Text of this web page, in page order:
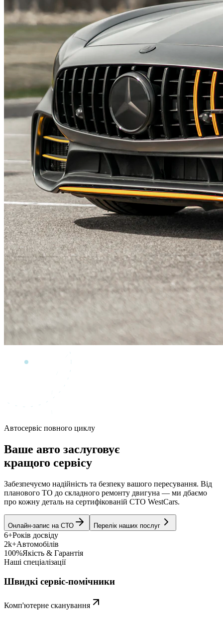
Автосервіс повного циклу
Ваше авто заслуговує
кращого сервісу
Забезпечуємо надійність та безпеку вашого пересування. Від
планового ТО до складного ремонту двигуна — ми дбаємо
про кожну деталь на сертифікованій СТО WestCars.
Онлайн-запис на СТО Перелік наших послуг
6+Років досвіду
2k+Автомобілів
100%Якість & Гарантія
Наші спеціалізації
Швидкі сервіс-помічники
Комп'ютерне сканування